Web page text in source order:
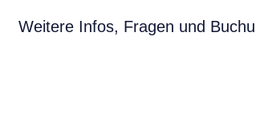
Weitere Infos, Fragen und